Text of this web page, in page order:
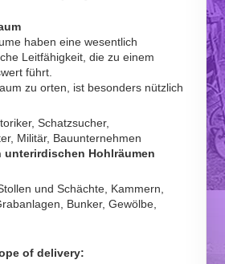
haben eine wesentlich
Leitfähigkeit, die zu einem
führt.
zu orten, ist besonders nützlich
Schatzsucher,
Militär, Bauunternehmen
unterirdischen Hohlräumen
und Schächte, Kammern,
Bunker, Gewölbe,
of delivery: